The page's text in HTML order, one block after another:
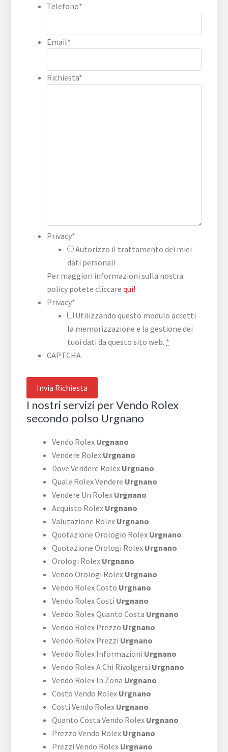
Telefono*
Email*
Richiesta*
Privacy*
Autorizzo il trattamento dei miei
dati personali
Per maggiori informazioni sulla nostra
policy potete cliccarequi!
Privacy*
Utilizzando questo modulo accetti
la memorizzazione e la gestione dei
tuoi dati da questo sito web. *
CAPTCHA
I nostri servizi per Vendo Rolex
secondo polso Urgnano
Vendo Rolex Urgnano
Vendere Rolex Urgnano
Dove Vendere Rolex Urgnano
Quale Rolex Vendere Urgnano
Vendere Un Rolex Urgnano
Acquisto Rolex Urgnano
Valutazione Rolex Urgnano
Quotazione Orologio Rolex Urgnano
Quotazione Orologi Rolex Urgnano
Orologi Rolex Urgnano
Vendo Orologi Rolex Urgnano
Vendo Rolex Costo Urgnano
Vendo Rolex Costi Urgnano
Vendo Rolex Quanto Costa Urgnano
Vendo Rolex Prezzo Urgnano
Vendo Rolex Prezzi Urgnano
Vendo Rolex Informazioni Urgnano
Vendo Rolex A Chi Rivolgersi Urgnano
Vendo Rolex In Zona Urgnano
Costo Vendo Rolex Urgnano
Costi Vendo Rolex Urgnano
Quanto Costa Vendo Rolex Urgnano
Prezzo Vendo Rolex Urgnano
Prezzi Vendo Rolex Urgnano